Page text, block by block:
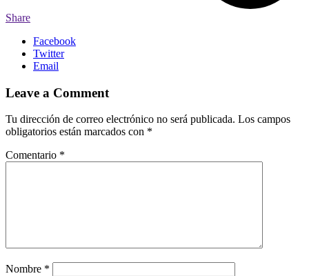
Share
Facebook
Twitter
Email
Leave a Comment
Tu dirección de correo electrónico no será publicada. Los campos
obligatorios están marcados con *
Comentario *
Nombre *